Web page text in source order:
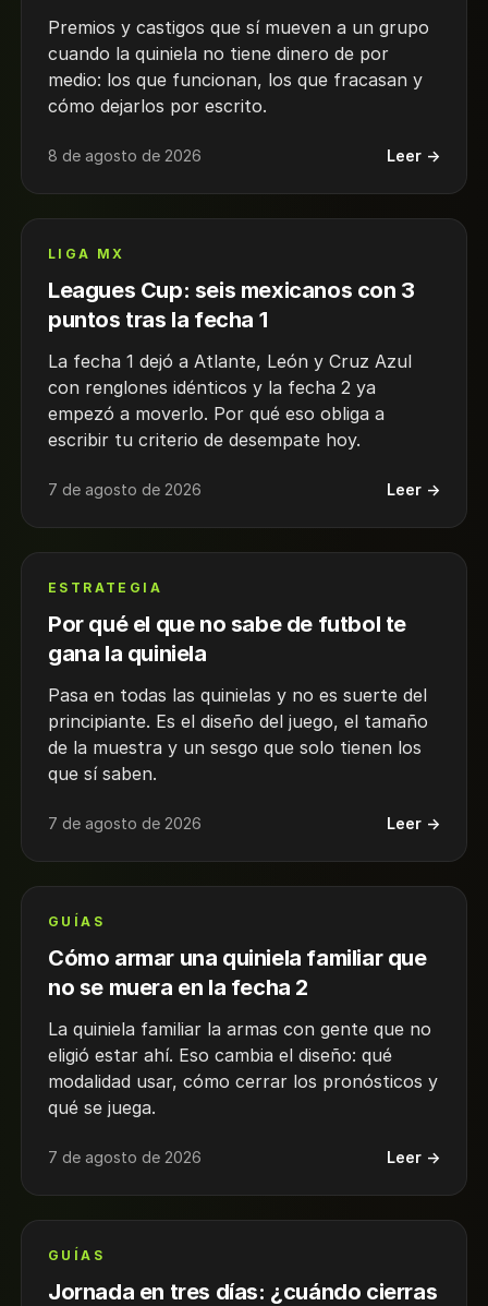
Premios y castigos que sí mueven a un grupo
cuando la quiniela no tiene dinero de por
medio: los que funcionan, los que fracasan y
cómo dejarlos por escrito.
8 de agosto de 2026 Leer →
LIGA MX
Leagues Cup: seis mexicanos con 3
puntos tras la fecha 1
La fecha 1 dejó a Atlante, León y Cruz Azul
con renglones idénticos y la fecha 2 ya
empezó a moverlo. Por qué eso obliga a
escribir tu criterio de desempate hoy.
7 de agosto de 2026 Leer →
ESTRATEGIA
Por qué el que no sabe de futbol te
gana la quiniela
Pasa en todas las quinielas y no es suerte del
principiante. Es el diseño del juego, el tamaño
de la muestra y un sesgo que solo tienen los
que sí saben.
7 de agosto de 2026 Leer →
GUÍAS
Cómo armar una quiniela familiar que
no se muera en la fecha 2
La quiniela familiar la armas con gente que no
eligió estar ahí. Eso cambia el diseño: qué
modalidad usar, cómo cerrar los pronósticos y
qué se juega.
7 de agosto de 2026 Leer →
GUÍAS
Jornada en tres días: ¿cuándo cierras